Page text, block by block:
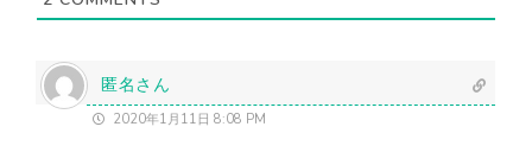
（
匿名さん
2020年1月11日 8:08 PM